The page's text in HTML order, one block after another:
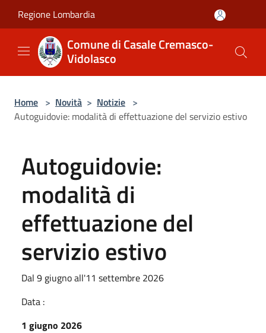
Regione Lombardia
Comune di Casale Cremasco-
Vidolasco
Home > Novità > Notizie >
Autoguidovie: modalità di effettuazione del servizio estivo
Autoguidovie:
modalità di
effettuazione del
servizio estivo
Dal 9 giugno all'11 settembre 2026
Data :
1 giugno 2026